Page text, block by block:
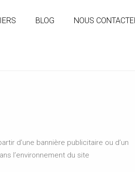
BLOG NOUS
d’une bannière publicitaire ou d’un
l’environnement du site